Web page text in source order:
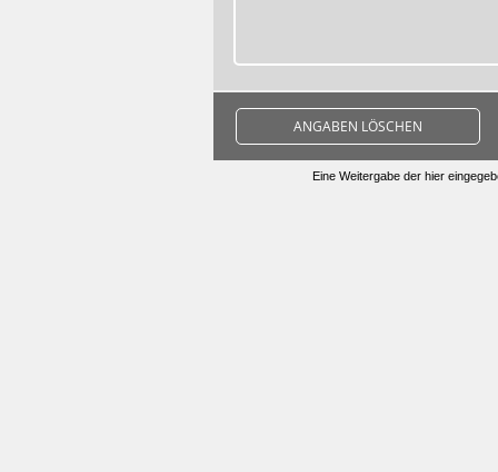
ANGABEN LÖSCHEN
Eine Weitergabe der hier